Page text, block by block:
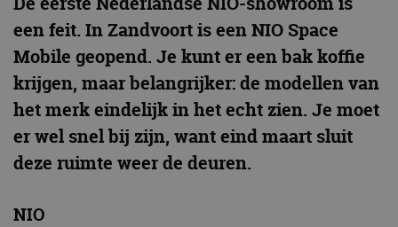
een feit. In Zandvoort is een NIO Space
Mobile geopend. Je kunt er een bak koffie
krijgen, maar belangrijker: de modellen van
het merk eindelijk in het echt zien. Je moet
er wel snel bij zijn, want eind maart sluit
deze ruimte weer de deuren.
NIO